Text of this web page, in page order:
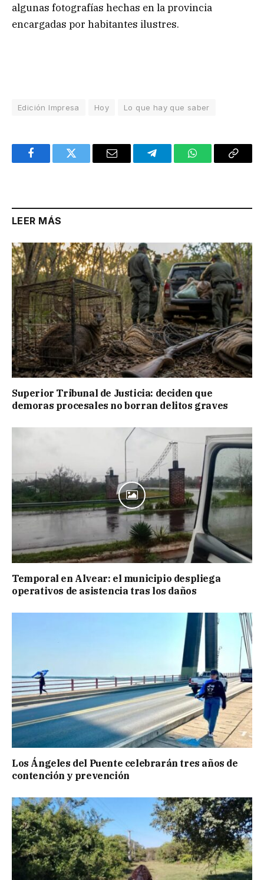
algunas fotografías hechas en la provincia
encargadas por habitantes ilustres.
Edición Impresa Hoy Lo que hay que saber
FacebookTwitter Email TelegramWhatsAppCopy
LEER MÁS
Superior Tribunal de Justicia: deciden que
demoras procesales no borran delitos graves
Temporal en Alvear: el municipio despliega
operativos de asistencia tras los daños
Los Ángeles del Puente celebrarán tres años de
contención y prevención